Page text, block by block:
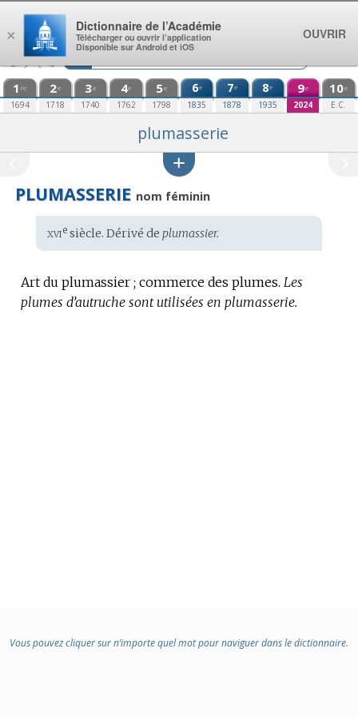
Aller au contenu
1 re
1694
2e
1718
3e
1740
4e
1762
5e
1798
6e
1835
7e
1878
8e
1935
9e
2024
10e
E.C.
plumasserie
PLUMASSERIE nom féminin
Étymologie
:
xviesiècle. Dérivé de plumassier.
Art du plumassier ; commerce des plumes. Les
plumes d’autruche sont utilisées en plumasserie.
Vous pouvez cliquer sur n’importe quel mot pour naviguer dans le dictionnaire.
×
Dictionnaire de l’Académie
Télécharger ou ouvrir l’application
Disponible sur Android et iOS
OUVRIR